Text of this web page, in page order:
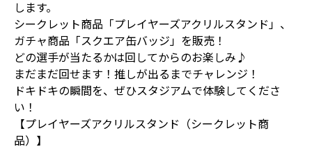
します。
シークレット商品「プレイヤーズアクリルスタンド」、
ガチャ商品「スクエア缶バッジ」を販売！
どの選手が当たるかは回してからのお楽しみ♪
まだまだ回せます！推しが出るまでチャレンジ！
ドキドキの瞬間を、ぜひスタジアムで体験してくださ
い！
【プレイヤーズアクリルスタンド（シークレット商
品）】